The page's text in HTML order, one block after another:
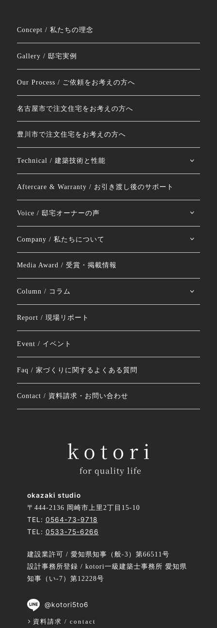
okazaki studio
〒444-2136 岡崎市上里2丁目15-10
TEL: 0564-73-9718
TEL: 0533-75-6266
建設業許可 / 愛知県知事（般-3）第66511号
設計事務所登録 / kotori一級建築士事務所 愛知県
知事（い-7）第12228号
@kotori5to6
資料請求 / contact
Concept / 私たちの理念
Gallery / 邸宅実例
Our Process / ご依頼をお考えの方へ
名古屋市で注文住宅をお考えの方へ
豊川市で注文住宅をお考えの方へ
Technical / 建築技術と性能
Aftercare & Warranty / お引き渡し後のサポート
Voice / 邸宅オーナーの声
Company / 私たちについて
Media Award / 受賞・掲載情報
Column / コラム
Report / 現場リポート
Event / イベント
Faq / 家づくりに関するよくある質問
Contact / 資料請求・お問い合わせ